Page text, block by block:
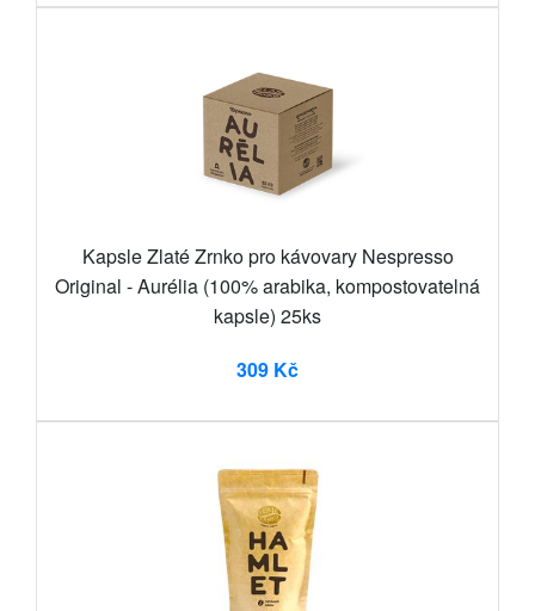
Kapsle Zlaté Zrnko pro kávovary Nespresso
Original - Aurélia (100% arabika, kompostovatelná
kapsle) 25ks
309 Kč